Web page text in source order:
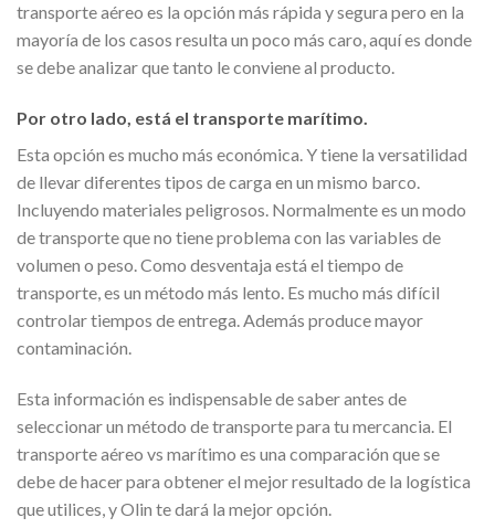
transporte aéreo es la opción más rápida y segura pero en la
mayoría de los casos resulta un poco más caro, aquí es donde
se debe analizar que tanto le conviene al producto.
Por otro lado, está el transporte marítimo.
Esta opción es mucho más económica. Y tiene la versatilidad
de llevar diferentes tipos de carga en un mismo barco.
Incluyendo materiales peligrosos. Normalmente es un modo
de transporte que no tiene problema con las variables de
volumen o peso. Como desventaja está el tiempo de
transporte, es un método más lento. Es mucho más difícil
controlar tiempos de entrega. Además produce mayor
contaminación.
Esta información es indispensable de saber antes de
seleccionar un método de transporte para tu mercancia. El
transporte aéreo vs marítimo es una comparación que se
debe de hacer para obtener el mejor resultado de la logística
que utilices, y Olin te dará la mejor opción.